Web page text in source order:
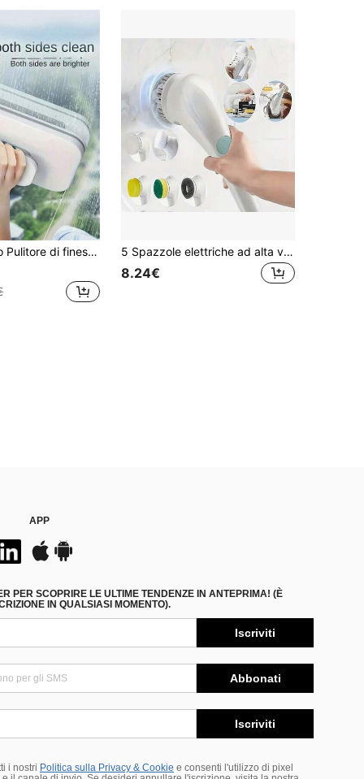
anti-pizzicamento, adatto per vetri da 3-10 mm di spessore, strumento di pulizia per edifici alti/balconi/case/uffici, con manico in ABS e set di spazzole, adatto per finestre interne ed esterne
5 Spazzole elettriche ad alta velocità con testine intercambiabili, spazzole rotanti portatili, pulitori elettrici portatili senza fili per bagni/vasche da bagno/piastrelle da parete/pavimenti/cucine, spazzole ricaricabili per il bagno e forniture per la pulizia
8.24€
APP
PER SCOPRIRE LE ULTIME TENDENZE IN ANTEPRIMA! (È
IN QUALSIASI MOMENTO).
Iscriviti
Abbonati
Iscriviti
i nostri Politica sulla Privacy & Cookie e consenti l'utilizzo di pixel